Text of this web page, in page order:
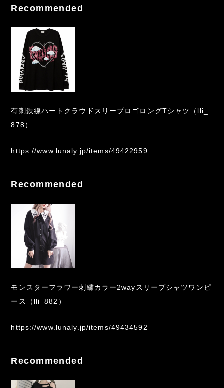
Recommended
有刺鉄線ハートクラウドスリーブロゴロングTシャツ（lli_
878）
https://www.lunaly.jp/items/49422959
Recommended
モンスターフラワー刺繍カラー2wayスリーブシャツワンピ
ース（lli_882）
https://www.lunaly.jp/items/49434592
Recommended